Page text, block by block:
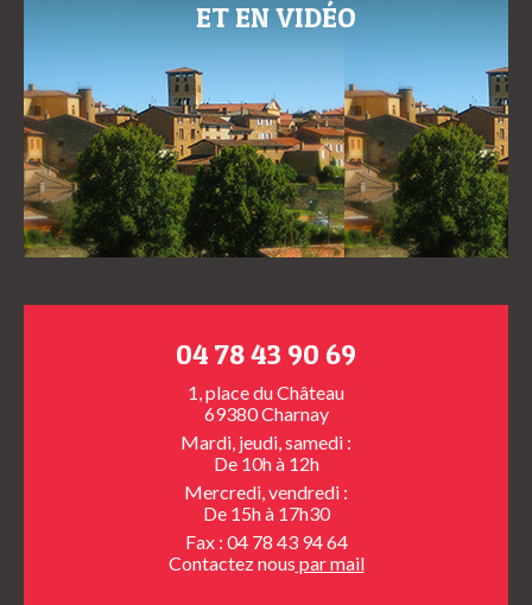
ET EN VIDÉO
04 78 43 90 69
1, place du Château
69380 Charnay
Mardi, jeudi, samedi :
De 10h à 12h
Mercredi, vendredi :
De 15h à 17h30
Fax : 04 78 43 94 64
Contactez nous par mail